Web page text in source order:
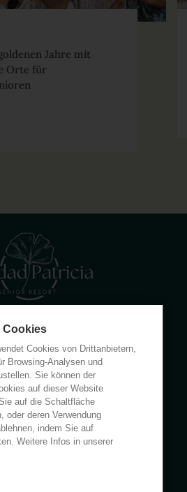
Jahre mit
Orte für
03503 Benidorm (Alicante)
965 855 100
Cookies
Cookies von Drittanbietern,
Browsing-Analysen und
Sie können der
auf dieser Website
auf die Schaltfläche
oder deren Verwendung
indem Sie auf
Weitere Infos in unserer